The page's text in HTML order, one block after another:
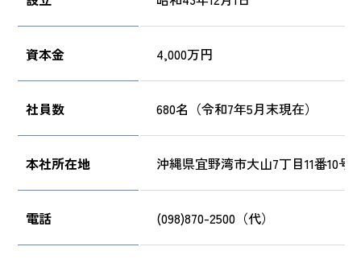
資本金 4,000万円
社員数 680名（令和7年5月末現在）
本社所在地 沖縄県宜野湾市大山7丁目11番10号
電話 (098)870-2500（代）